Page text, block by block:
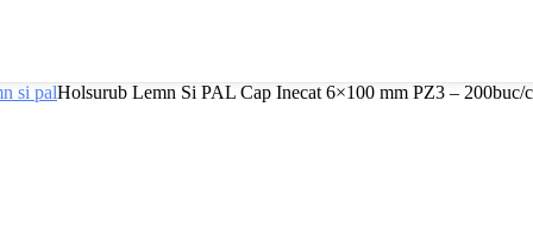
si palHolsurub Lemn Si PAL Cap Inecat 6×100 mm PZ3 – 200buc/